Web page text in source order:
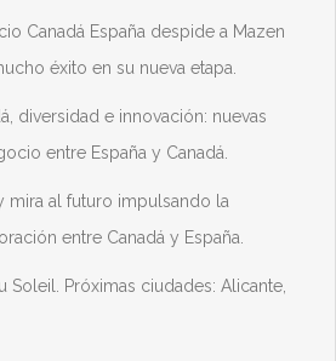
Canadá España despide a Mazen
éxito en su nueva etapa.
diversidad e innovación: nuevas
entre España y Canadá.
mira al futuro impulsando la
entre Canadá y España.
Soleil. Próximas ciudades: Alicante,